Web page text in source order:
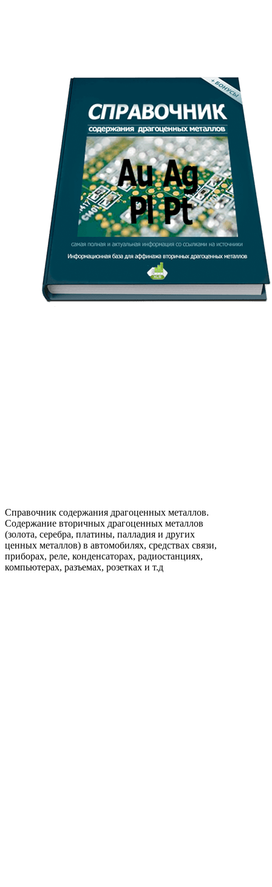
Справочник содержания драгоценных металлов.
Содержание вторичных драгоценных металлов
(золота, серебра, платины, палладия и других
ценных металлов) в автомобилях, средствах связи,
приборах, реле, конденсаторах, радиостанциях,
компьютерах, разъемах, розетках и т.д